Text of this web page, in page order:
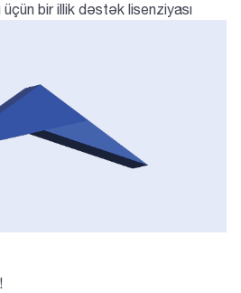
bir illik dəstək lisenziyası